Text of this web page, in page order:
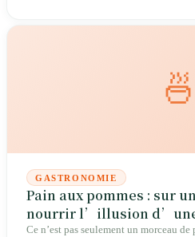
🍜
GASTRONOMIE
Pain aux pommes : sur
nourrir l’illusion
Ce n’est pas seulement un morceau